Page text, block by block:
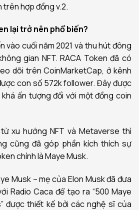
trên hợp đồng v.2.
lại trở nên phổ biến?
vào cuối năm 2021 và thu hút đông
gian NFT. RACA Token đã có
dõi trên CoinMarketCap, ở kênh
con số 572k follower. Đây được
ấn tượng đối với một đồng coin
xu hướng NFT và Metaverse thì
cũng đã góp phần kích thích sự
chính là Maye Musk.
Musk – mẹ của Elon Musk đã đưa
Radio Caca để tạo ra “500 Maye
được thiết kế bởi các nghệ sĩ của